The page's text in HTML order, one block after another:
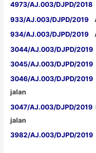
4973/AJ.003/DJPD/2018
933/AJ.003/DJPD/2019
934/AJ.003/DJPD/2019
3044/AJ.003/DJPD/2019
3045/AJ.003/DJPD/2019
3046/AJ.003/DJPD/2019
jalan
3047/AJ.003/DJPD/2019
jalan
3982/AJ.003/DJPD/2019